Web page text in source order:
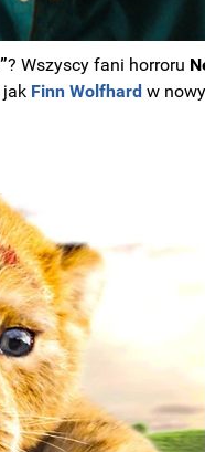
? Wszyscy fani horroru
jak Finn Wolfhard w